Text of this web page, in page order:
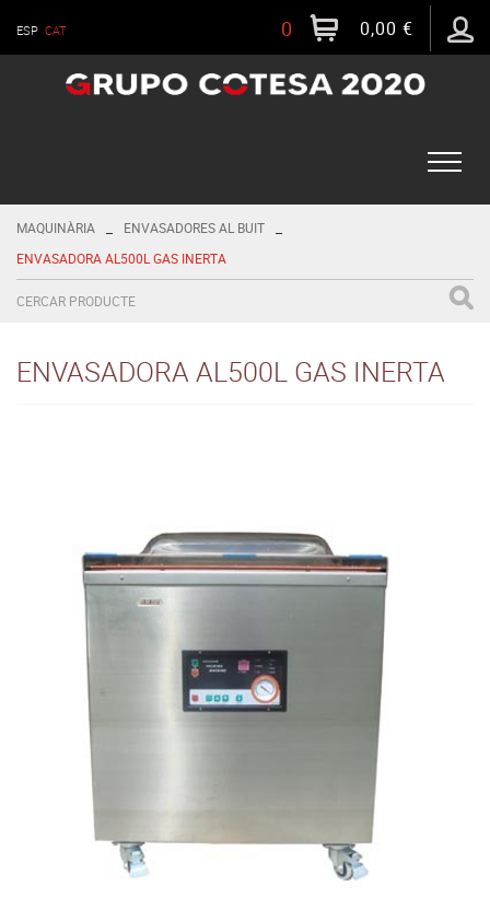
ESP CAT 0,00 €
0
Toggle
MAQUINÀRIA ENVASADORES AL BUIT
ENVASADORA AL500L GAS INERTA
ENVASADORA AL500L GAS INERTA